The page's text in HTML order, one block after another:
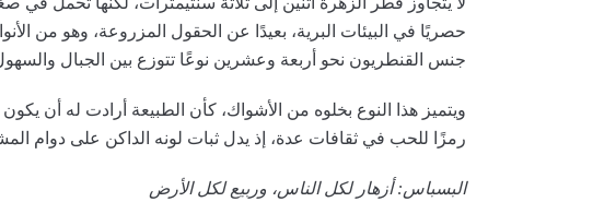
حصريًا في البيئات البرية، بعيدًا عن الحقول المزروعة، وهو من
جنس القنطريون نحو أربعة وعشرين نوعًا تتوزع بين الجبال
ويتميز هذا النوع بخلوه من الأشواك، كأن الطبيعة أرادت له أن
رمزًا للحب في ثقافات عدة، إذ يدل ثبات لونه الداكن على دوام
البسباس: أزهار لكل الناس، وربيع لكل الأرض